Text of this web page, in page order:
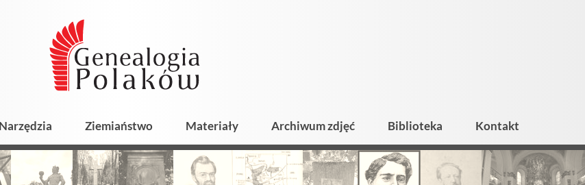
Narzędzia Ziemiaństwo Materiały Archiwum zdjęć Biblioteka Kontakt